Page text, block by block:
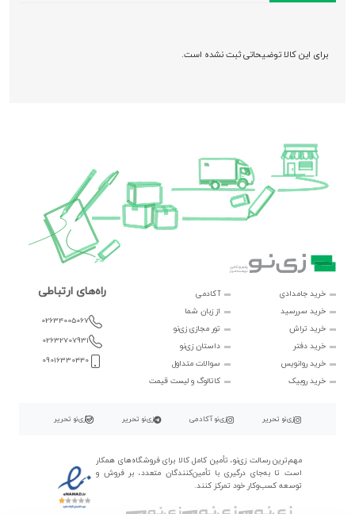
برای این کالا توضیحاتی ثبت نشده است.
خرید جامدادی
خرید سررسید
خرید تراش
خرید دفتر
خرید روانویس
خرید روبیک
آکادمی
از زبان شما
تور مجازی زی‌نو
داستان زی‌نو
سوالات متداول
کاتالوگ و لیست قیمت
راه‌های ارتباطی
02634005067
02632707931
09016330440
زی‌نو تحریر زی‌نو آکادمی زی‌نو تحریر زی‌نو تحریر
مهم‌ترین رسالت زی‌نو، تأمین کامل کالا برای فروشگاه‌های همکار
است تا به‌جای درگیری با تأمین‌کنندگان متعدد، بر فروش و
توسعه کسب‌وکار خود تمرکز کنند.